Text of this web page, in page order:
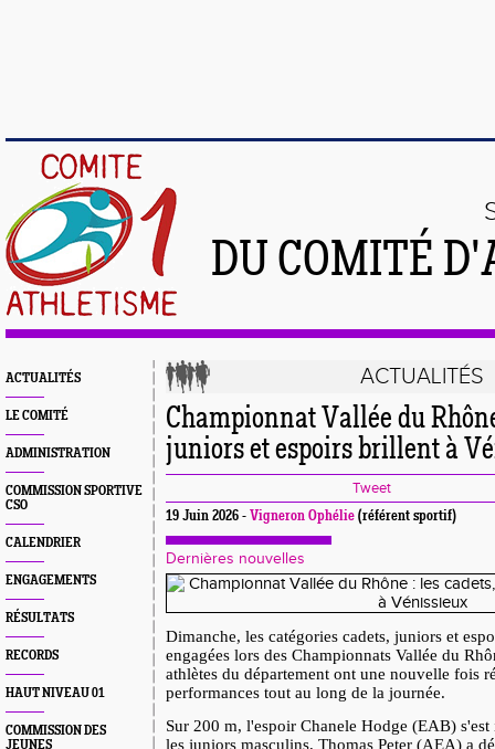
DU COMITÉ
ACTUALITÉS
LE COMITÉ
ADMINISTRATION
COMMISSION SPORTIVE
CSO
CALENDRIER
ENGAGEMENTS
RÉSULTATS
RECORDS
HAUT NIVEAU 01
COMMISSION DES
JEUNES
ACTUALITÉS
Championnat Vallée du
juniors et espoirs brillent à
Tweet
19 Juin 2026 - Vigneron Ophélie (référent sportif)
Dernières nouvelles
Dimanche, les catégories cadets, juniors et
engagées lors des Championnats Vallée du
athlètes du département ont une nouvelle fois
performances tout au long de la journée.
Sur 200 m, l'espoir Chanele Hodge (EAB)
les juniors masculins, Thomas Peter (AEA) a